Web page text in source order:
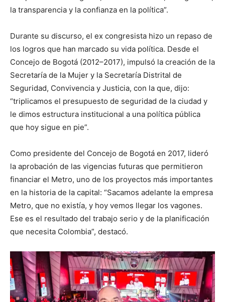
la transparencia y la confianza en la política”.
Durante su discurso, el ex congresista hizo un repaso de
los logros que han marcado su vida política. Desde el
Concejo de Bogotá (2012–2017), impulsó la creación de la
Secretaría de la Mujer y la Secretaría Distrital de
Seguridad, Convivencia y Justicia, con la que, dijo:
“triplicamos el presupuesto de seguridad de la ciudad y
le dimos estructura institucional a una política pública
que hoy sigue en pie”.
Como presidente del Concejo de Bogotá en 2017, lideró
la aprobación de las vigencias futuras que permitieron
financiar el Metro, uno de los proyectos más importantes
en la historia de la capital: “Sacamos adelante la empresa
Metro, que no existía, y hoy vemos llegar los vagones.
Ese es el resultado del trabajo serio y de la planificación
que necesita Colombia”, destacó.